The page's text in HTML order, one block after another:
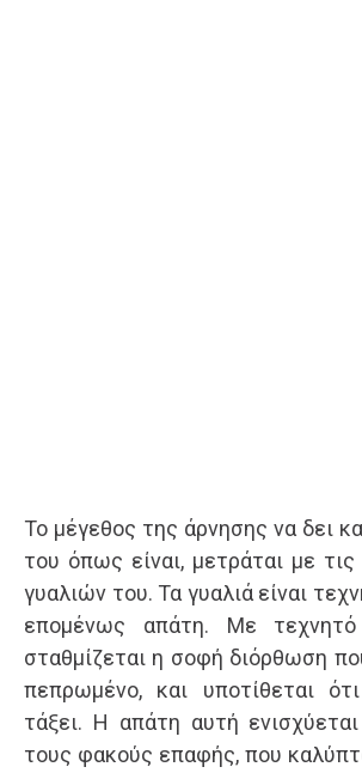
Το μέγεθος της άρνησης να δει
του όπως είναι, μετράται με
γυαλιών του. Τα γυαλιά είναι
επομένως απάτη. Με τεχνητό
σταθμίζεται η σοφή διόρθωση
πεπρωμένο, και υποτίθεται
τάξει. Η απάτη αυτή
τους φακούς επαφής, που